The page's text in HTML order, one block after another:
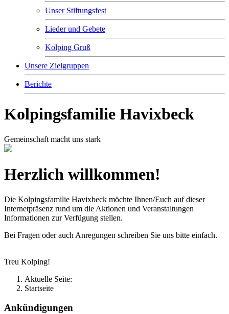
Unser Stiftungsfest
Lieder und Gebete
Kolping Gruß
Unsere Zielgruppen
Berichte
Kolpingsfamilie Havixbeck
Gemeinschaft macht uns stark
Herzlich willkommen!
Die Kolpingsfamilie Havixbeck möchte Ihnen/Euch auf dieser
Internetpräsenz rund um die Aktionen und Veranstaltungen
Informationen zur Verfügung stellen.
Bei Fragen oder auch Anregungen schreiben Sie uns bitte einfach.
Treu Kolping!
Aktuelle Seite:
Startseite
Ankündigungen